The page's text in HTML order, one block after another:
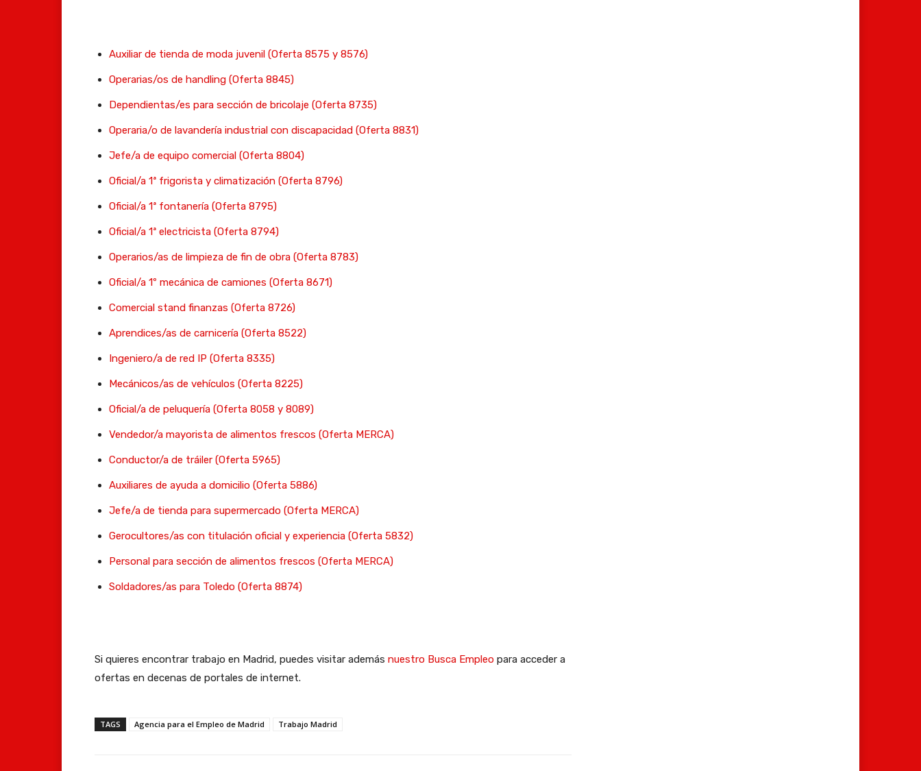
Auxiliar de tienda de moda juvenil (Oferta 8575 y 8576)
Operarias/os de handling (Oferta 8845)
Dependientas/es para sección de bricolaje (Oferta 8735)
Operaria/o de lavandería industrial con discapacidad (Oferta 8831)
Jefe/a de equipo comercial (Oferta 8804)
Oficial/a 1ª frigorista y climatización (Oferta 8796)
Oficial/a 1ª fontanería (Oferta 8795)
Oficial/a 1ª electricista (Oferta 8794)
Operarios/as de limpieza de fin de obra (Oferta 8783)
Oficial/a 1º mecánica de camiones (Oferta 8671)
Comercial stand finanzas (Oferta 8726)
Aprendices/as de carnicería (Oferta 8522)
Ingeniero/a de red IP (Oferta 8335)
Mecánicos/as de vehículos (Oferta 8225)
Oficial/a de peluquería (Oferta 8058 y 8089)
Vendedor/a mayorista de alimentos frescos (Oferta MERCA)
Conductor/a de tráiler (Oferta 5965)
Auxiliares de ayuda a domicilio (Oferta 5886)
Jefe/a de tienda para supermercado (Oferta MERCA)
Gerocultores/as con titulación oficial y experiencia (Oferta 5832)
Personal para sección de alimentos frescos (Oferta MERCA)
Soldadores/as para Toledo (Oferta 8874)
Si quieres encontrar trabajo en Madrid, puedes visitar además nuestro Busca Empleo para acceder a
ofertas en decenas de portales de internet.
TAGS Agencia para el Empleo de Madrid Trabajo Madrid